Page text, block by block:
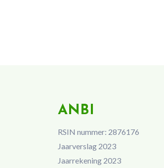
ANBI
RSIN nummer: 2876176
Jaarverslag 2023
Jaarrekening 2023